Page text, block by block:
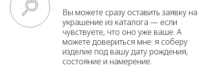
Вы можете сразу оставить заявку на
украшение из каталога — если
чувствуете, что оно уже ваше. А
можете довериться мне: я соберу
изделие под вашу дату рождения,
состояние и намерение.